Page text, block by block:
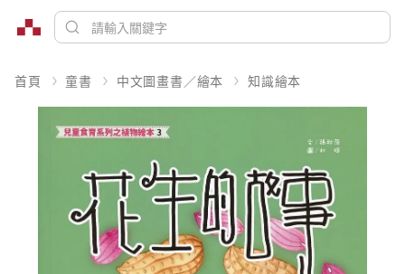
首頁 童書 中文圖畫書／繪本 知識繪本